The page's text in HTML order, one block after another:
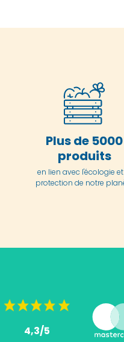
Plus de 5000
produits
en lien avec l'écologie
protection de notre
4,3/5